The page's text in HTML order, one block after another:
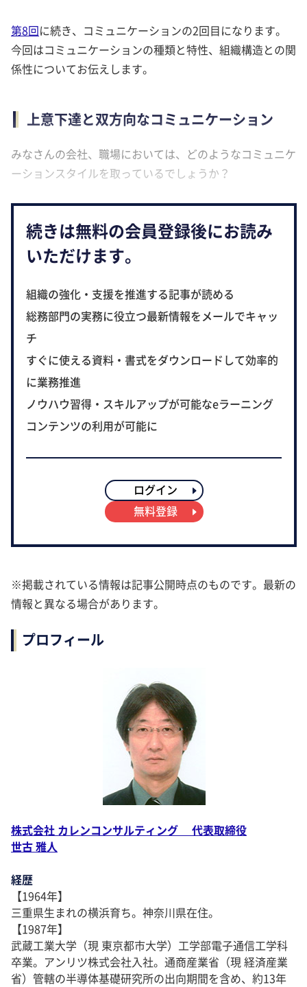
第8回に続き、コミュニケーションの2回目になります。
今回はコミュニケーションの種類と特性、組織構造との関
係性についてお伝えします。
上意下達と双方向なコミュニケーション
みなさんの会社、職場においては、どのようなコミュニケ
ーションスタイルを取っているでしょうか？
続きは無料の会員登録後にお読み
いただけます。
組織の強化・支援を推進する記事が読める
総務部門の実務に役立つ最新情報をメールでキャッ
チ
すぐに使える資料・書式をダウンロードして効率的
に業務推進
ノウハウ習得・スキルアップが可能なeラーニング
コンテンツの利用が可能に
ログイン
無料登録
※掲載されている情報は記事公開時点のものです。最新の
情報と異なる場合があります。
プロフィール
株式会社 カレンコンサルティング 代表取締役
世古 雅人
経歴
【1964年】
三重県生まれの横浜育ち。神奈川県在住。
【1987年】
武蔵工業大学（現 東京都市大学）工学部電子通信工学科
卒業。アンリツ株式会社入社。通商産業省（現 経済産業
省）管轄の半導体基礎研究所の出向期間を含め、約13年